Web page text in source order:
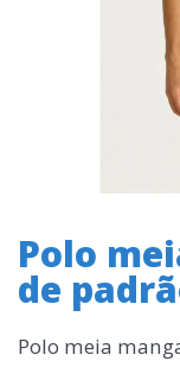
Polo
de
Polo meia